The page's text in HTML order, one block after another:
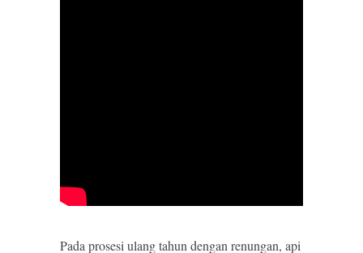
Pada prosesi ulang tahun dengan renungan, api